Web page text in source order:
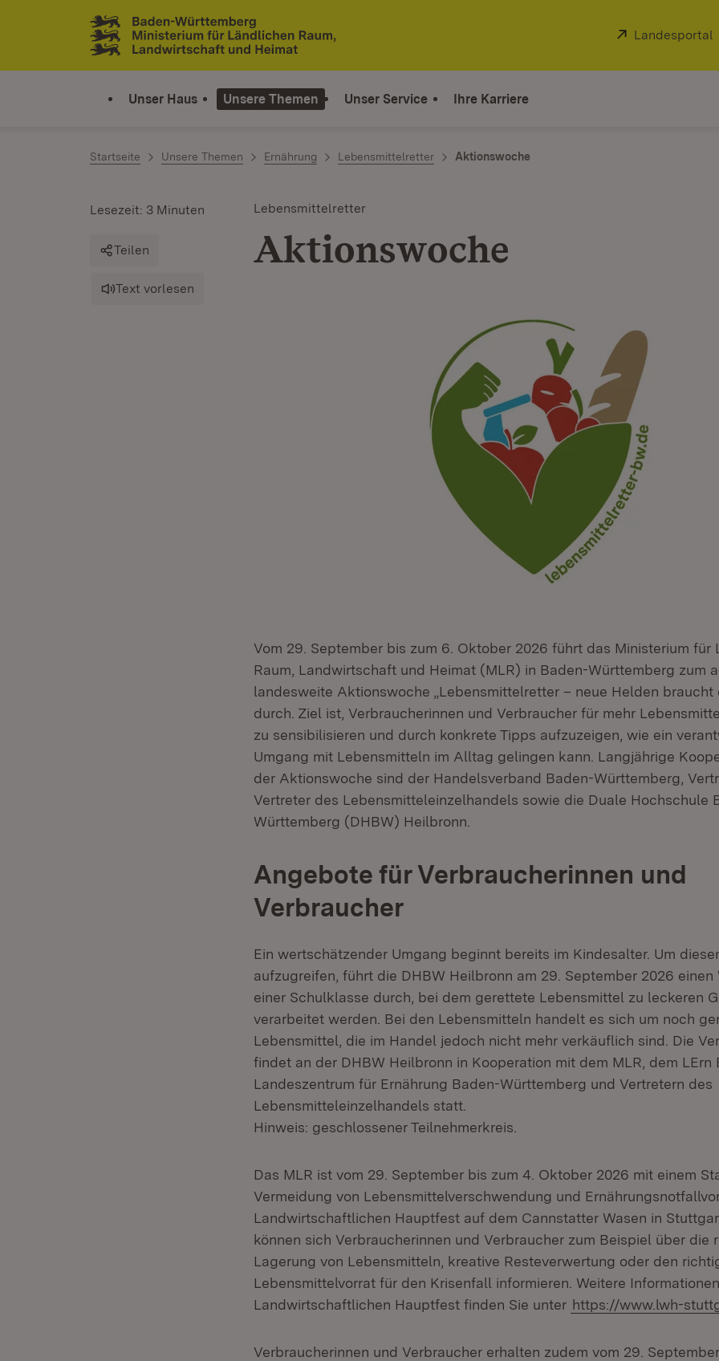
Zum Inhalt springen
Link zur Startseite
Extern:
Landesportal
Unser Haus Unsere Themen Unser Service Ihre Karriere
Startseite Unsere Themen Ernährung Lebensmittelretter Aktionswoche
Lebensmittelretter
Aktionswoche
Lesezeit: 3 Minuten
Teilen
Text vorlesen
Vom 29. September bis zum 6. Oktober 2026 führt das Ministerium für
Raum, Landwirtschaft und Heimat (MLR) in Baden-Württemberg zum
landesweite Aktionswoche „Lebensmittelretter – neue Helden braucht
durch. Ziel ist, Verbraucherinnen und Verbraucher für mehr
zu sensibilisieren und durch konkrete Tipps aufzuzeigen, wie ein
Umgang mit Lebensmitteln im Alltag gelingen kann. Langjährige
der Aktionswoche sind der Handelsverband Baden-Württemberg,
Vertreter des Lebensmitteleinzelhandels sowie die Duale Hochschule
Württemberg (DHBW) Heilbronn.
Angebote für Verbraucherinnen und
Verbraucher
Ein wertschätzender Umgang beginnt bereits im Kindesalter. Um
aufzugreifen, führt die DHBW Heilbronn am 29. September 2026 einen
einer Schulklasse durch, bei dem gerettete Lebensmittel zu leckeren
verarbeitet werden. Bei den Lebensmitteln handelt es sich um noch
Lebensmittel, die im Handel jedoch nicht mehr verkäuflich sind. Die
findet an der DHBW Heilbronn in Kooperation mit dem MLR, dem LErn
Landeszentrum für Ernährung Baden-Württemberg und Vertretern des
Lebensmitteleinzelhandels statt.
Hinweis: geschlossener Teilnehmerkreis.
Das MLR ist vom 29. September bis zum 4. Oktober 2026 mit einem
Vermeidung von Lebensmittelverschwendung und
Landwirtschaftlichen Hauptfest auf dem Cannstatter Wasen in
können sich Verbraucherinnen und Verbraucher zum Beispiel über die
Lagerung von Lebensmitteln, kreative Resteverwertung oder den
Lebensmittelvorrat für den Krisenfall informieren. Weitere
Landwirtschaftlichen Hauptfest finden Sie unter https://www.lwh-
Verbraucherinnen und Verbraucher erhalten zudem vom 29.